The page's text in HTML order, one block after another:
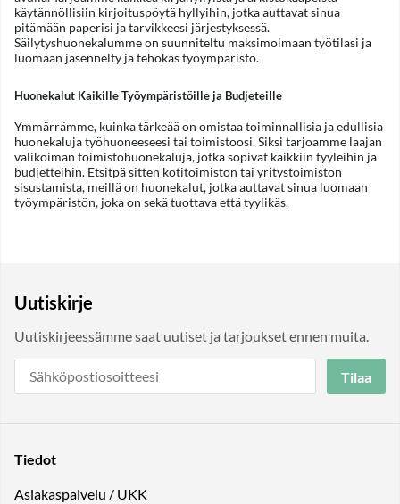
käytännöllisiin kirjoituspöytä hyllyihin, jotka auttavat sinua
pitämään paperisi ja tarvikkeesi järjestyksessä.
Säilytyshuonekalumme on suunniteltu maksimoimaan työtilasi ja
luomaan jäsennelty ja tehokas työympäristö.
Huonekalut Kaikille Työympäristöille ja Budjeteille
Ymmärrämme, kuinka tärkeää on omistaa toiminnallisia ja edullisia
huonekaluja työhuoneeseesi tai toimistoosi. Siksi tarjoamme laajan
valikoiman toimistohuonekaluja, jotka sopivat kaikkiin tyyleihin ja
budjetteihin. Etsitpä sitten kotitoimiston tai yritystoimiston
sisustamista, meillä on huonekalut, jotka auttavat sinua luomaan
työympäristön, joka on sekä tuottava että tyylikäs.
Uutiskirje
Uutiskirjeessämme saat uutiset ja tarjoukset ennen muita.
Tilaa
Tiedot
Asiakaspalvelu / UKK